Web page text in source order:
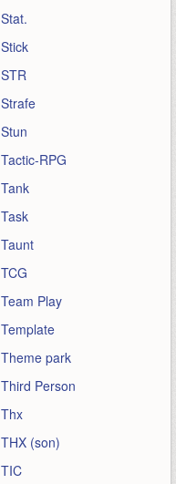
Stat.
Stick
STR
Strafe
Stun
Tactic-RPG
Tank
Task
Taunt
TCG
Team Play
Template
Theme park
Third Person
Thx
THX (son)
TIC